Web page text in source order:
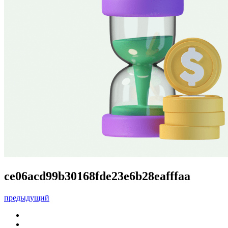
ce06acd99b30168fde23e6b28eafffaa
предыдущий